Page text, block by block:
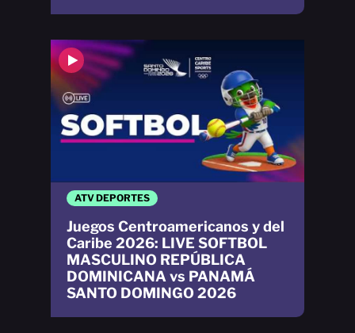
ATV DEPORTES
Juegos Centroamericanos y del
Caribe 2026: LIVE SOFTBOL
MASCULINO REPÚBLICA
DOMINICANA vs PANAMÁ
SANTO DOMINGO 2026